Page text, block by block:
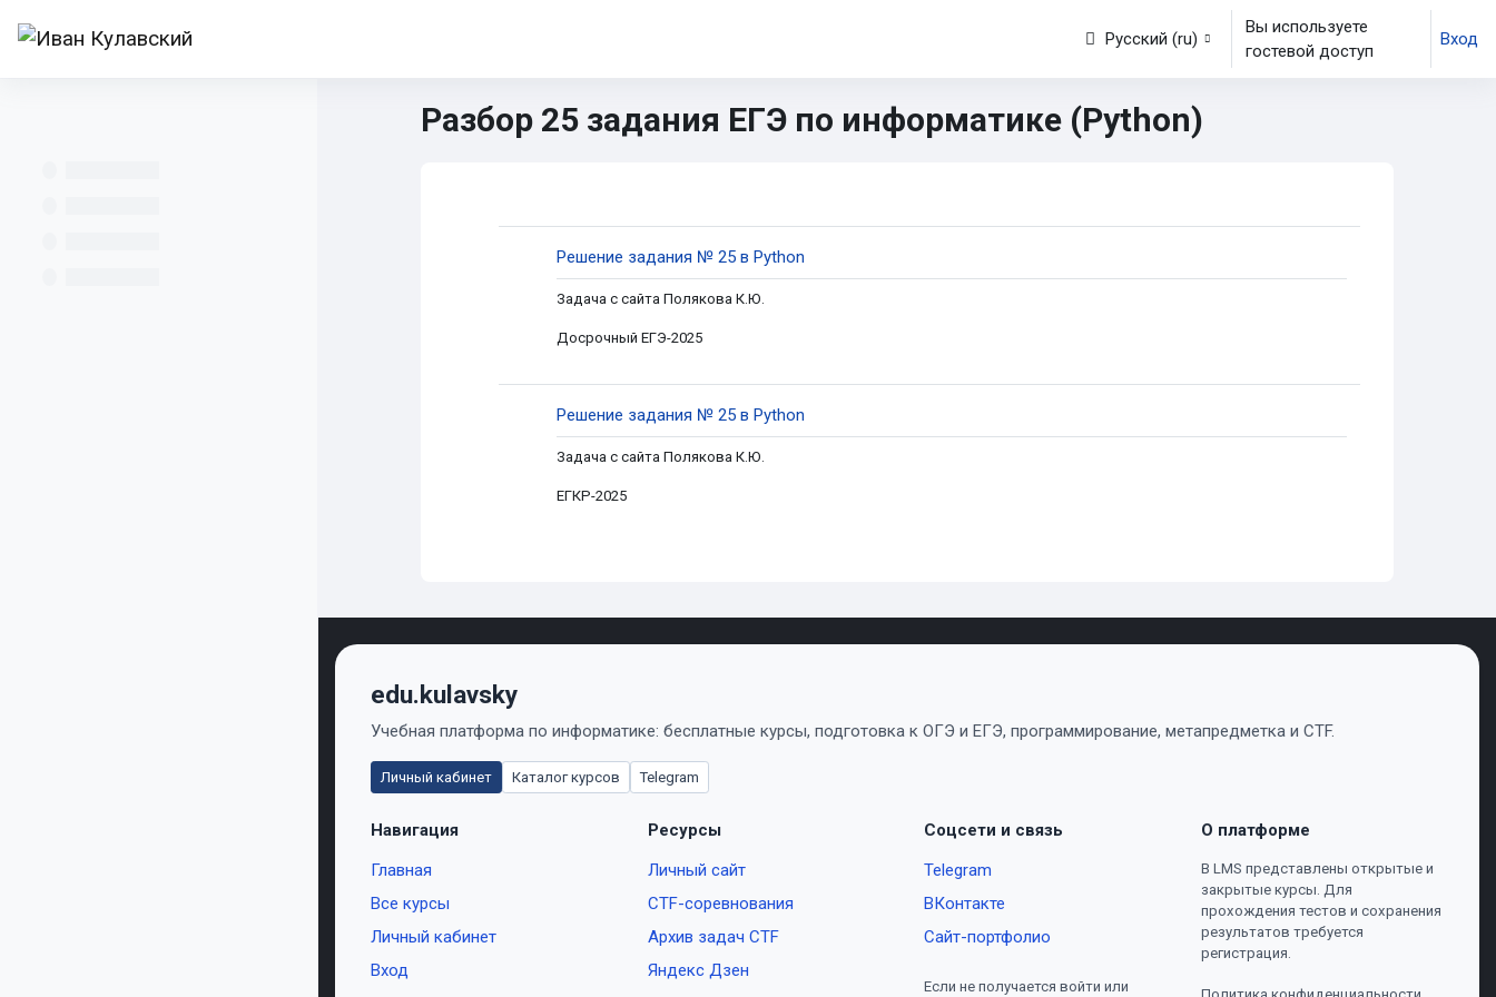
Русский ‎(ru)‎
Вы используете
гостевой доступ
Вход
Разбор 25 задания ЕГЭ по информатике (Python)
Раздел: Разбор 25 задания ЕГЭ по информатике (Python) |
Решение задания № 25 в Python
Задача с сайта Полякова К.Ю.
Досрочный ЕГЭ-2025
Решение задания № 25 в Python
Задача с сайта Полякова К.Ю.
ЕГКР-2025
edu.kulavsky
Учебная платформа по информатике: бесплатные курсы, подготовка к ОГЭ и ЕГЭ, программирование, метапредметка и CTF.
Личный кабинет Каталог курсов Telegram
Навигация
Главная
Все курсы
Личный кабинет
Вход
Ресурсы
Личный сайт
CTF-соревнования
Архив задач CTF
Яндекс Дзен
Соцсети и связь
Telegram
ВКонтакте
Сайт-портфолио
Если не получается войти или
О платформе
В LMS представлены открытые и
закрытые курсы. Для
прохождения тестов и сохранения
результатов требуется
регистрация.